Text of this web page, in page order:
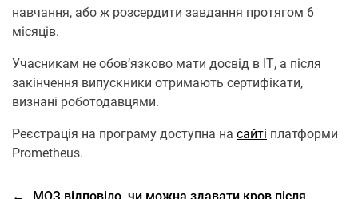
навчання, або ж розсердити завдання протягом 6
місяців.
Учасникам не обов’язково мати досвід в ІТ, а після
закінчення випускники отримають сертифікати,
визнані роботодавцями.
Реєстрація на програму доступна на сайті платформи
Prometheus.